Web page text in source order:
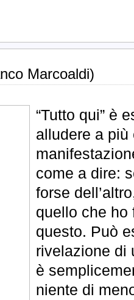
Marcoaldi)
“Tutto qui” è
alludere a
come a dire:
forse
quello che ho
questo. Può
rivelazione di
è
niente di